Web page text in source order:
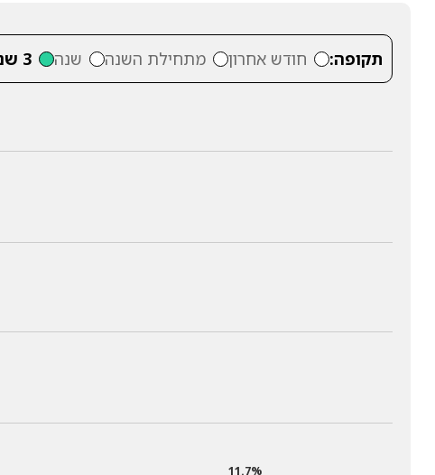
תקופה: חודש אחרון מתחילת השנה שנה 3 שנים
11.7%